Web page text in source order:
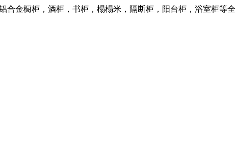
金橱柜，酒柜，书柜，榻榻米，隔断柜，阳台柜，浴室柜等全